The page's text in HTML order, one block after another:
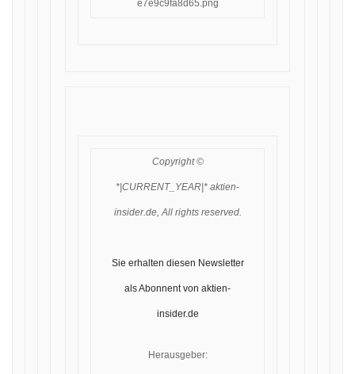
Copyright ©
*|CURRENT_YEAR|* aktien-
insider.de, All rights reserved.
Sie erhalten diesen Newsletter
als Abonnent von aktien-
insider.de
Herausgeber: